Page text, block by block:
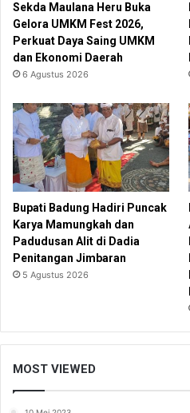
Sekda Maulana Heru Buka
Gelora UMKM Fest 2026,
Perkuat Daya Saing UMKM
dan Ekonomi Daerah
6 Agustus 2026
Bupati Badung Hadiri Puncak
Karya Mamungkah dan
Padudusan Alit di Dadia
Penitangan Jimbaran
5 Agustus 2026
MOST VIEWED